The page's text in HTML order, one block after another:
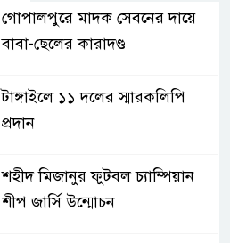
গোপালপুরে মাদক সেবনের দায়ে
বাবা-ছেলের কারাদণ্ড
টাঙ্গাইলে ১১ দলের স্মারকলিপি
প্রদান
শহীদ মিজানুর ফুটবল চ্যাম্পিয়ান
শীপ জার্সি উন্মোচন